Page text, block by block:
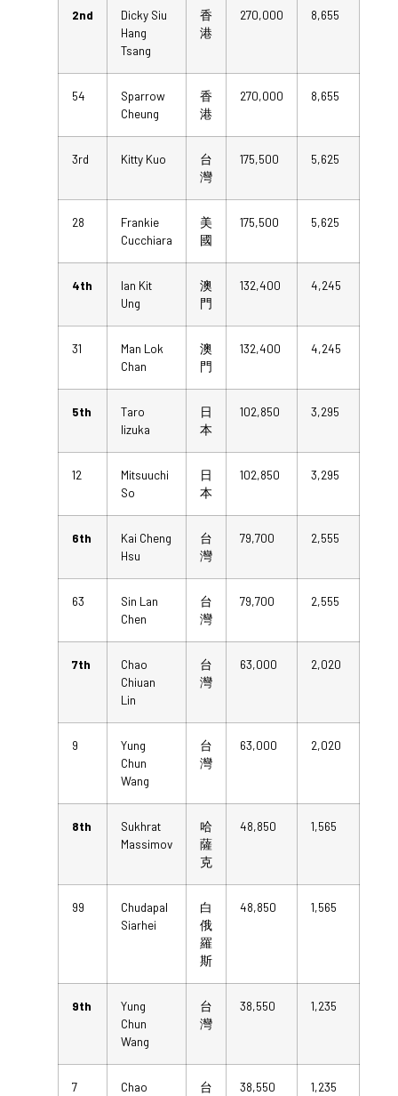
2nd
Dicky Siu
Hang
Tsang
香
港
270,000 8,655
54
Sparrow
Cheung
香
港
270,000 8,655
3rd Kitty Kuo
台
灣
175,500 5,625
28
Frankie
Cucchiara
美
國
175,500 5,625
4th
Ian Kit
Ung
澳
門
132,400 4,245
31
Man Lok
Chan
澳
門
132,400 4,245
5th
Taro
Iizuka
日
本
102,850 3,295
12
Mitsuuchi
So
日
本
102,850 3,295
6th
Kai Cheng
Hsu
台
灣
79,700 2,555
63
Sin Lan
Chen
台
灣
79,700 2,555
7th
Chao
Chiuan
Lin
台
灣
63,000 2,020
9
Yung
Chun
Wang
台
灣
63,000 2,020
8th
Sukhrat
Massimov
哈
薩
克
48,850 1,565
99
Chudapal
Siarhei
白
俄
羅
斯
48,850 1,565
9th
Yung
Chun
Wang
台
灣
38,550 1,235
7
Chao
台
38,550 1,235